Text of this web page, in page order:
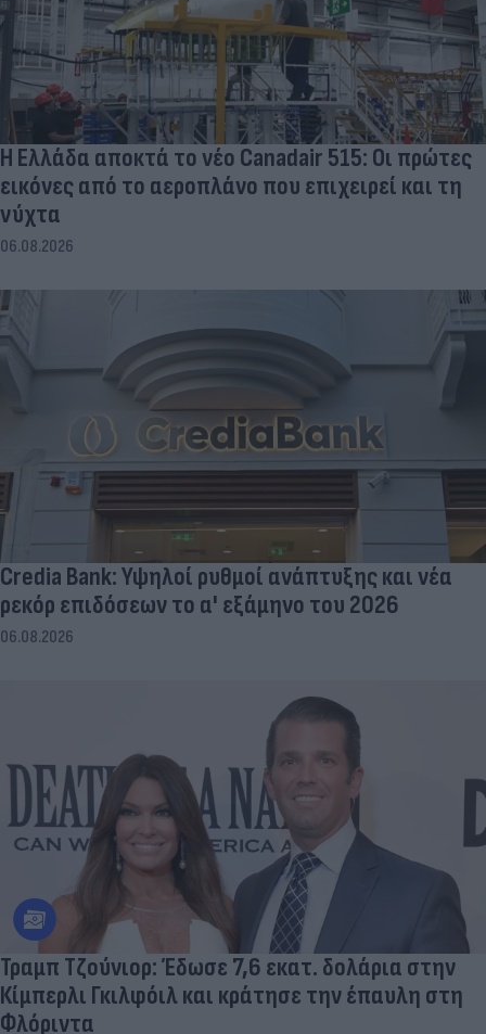
Η Ελλάδα αποκτά το νέο Canadair 515: Οι πρώτες
εικόνες από το αεροπλάνο που επιχειρεί και τη
νύχτα
06.08.2026
Credia Bank: Υψηλοί ρυθμοί ανάπτυξης και νέα
ρεκόρ επιδόσεων το α' εξάμηνο του 2026
06.08.2026
Τραμπ Τζούνιορ: Έδωσε 7,6 εκατ. δολάρια στην
Κίμπερλι Γκιλφόιλ και κράτησε την έπαυλη στη
Φλόριντα